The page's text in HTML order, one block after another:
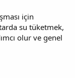
için
su tüketmek,
olur ve genel